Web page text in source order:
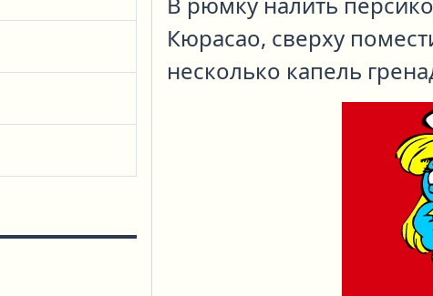
Кюрасао, сверху
несколько капель